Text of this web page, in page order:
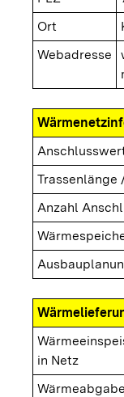
Ort
Webadresse
Trassenlänge
Anzahl
in Netz